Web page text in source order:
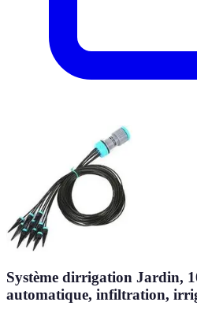
Système dirrigation Jardin,
automatique, infiltration,